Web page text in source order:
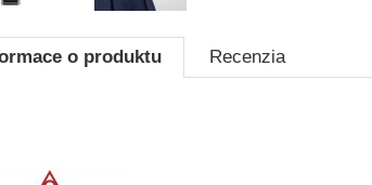
o produktu Recenzia